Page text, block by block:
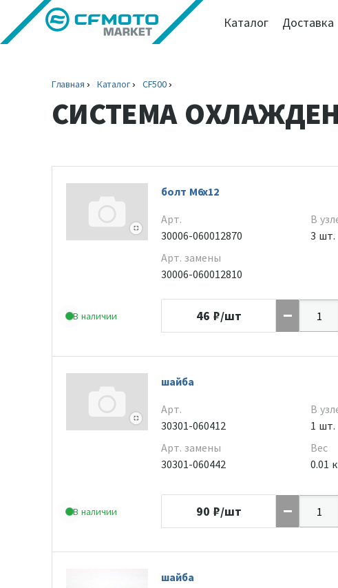
Каталог Доставка
Главная Каталог CF500
СИСТЕМА
В наличии
болт М6х12
Арт.
30006-060012870
Арт. замены
30006-060012810
В
3 шт.
46 ₽/шт
В наличии
шайба
Арт.
30301-060412
Арт. замены
30301-060442
В
1 шт.
Вес
0.01
90 ₽/шт
шайба